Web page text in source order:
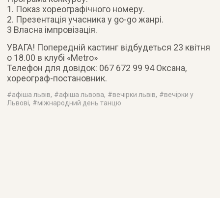
1. Показ хореографічного номеру.
2. Презентація учасника у go-go жанрі.
3 Власна імпровізація.
УВАГА! Попередній кастинг відбудеться 23 квітня
о 18.00 в клубі «Metro»
Телефон для довідок: 067 672 99 94 Оксана,
хореограф-постановник.
#афіша львів, #афіша львова, #вечірки львів, #вечірки у
Львові, #міжнародний день танцю